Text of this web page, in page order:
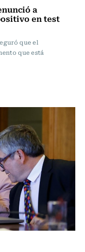
a
en test
que el
que está